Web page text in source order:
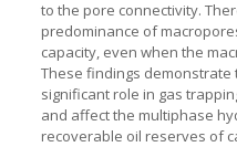
to the pore connectivity.
predominance of
capacity, even when the
These findings
significant role in gas
and affect the multiphase
recoverable oil reserves of